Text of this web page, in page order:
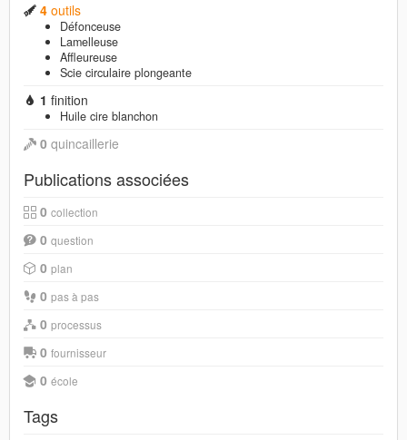
4 outils
Défonceuse
Lamelleuse
Affleureuse
Scie circulaire plongeante
1 finition
Huile cire blanchon
0 quincaillerie
Publications associées
0 collection
0 question
0 plan
0 pas à pas
0 processus
0 fournisseur
0 école
Tags